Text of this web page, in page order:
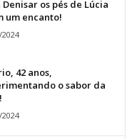
Denisar os pés de Lúcia
um encanto!
42 anos,
o sabor da